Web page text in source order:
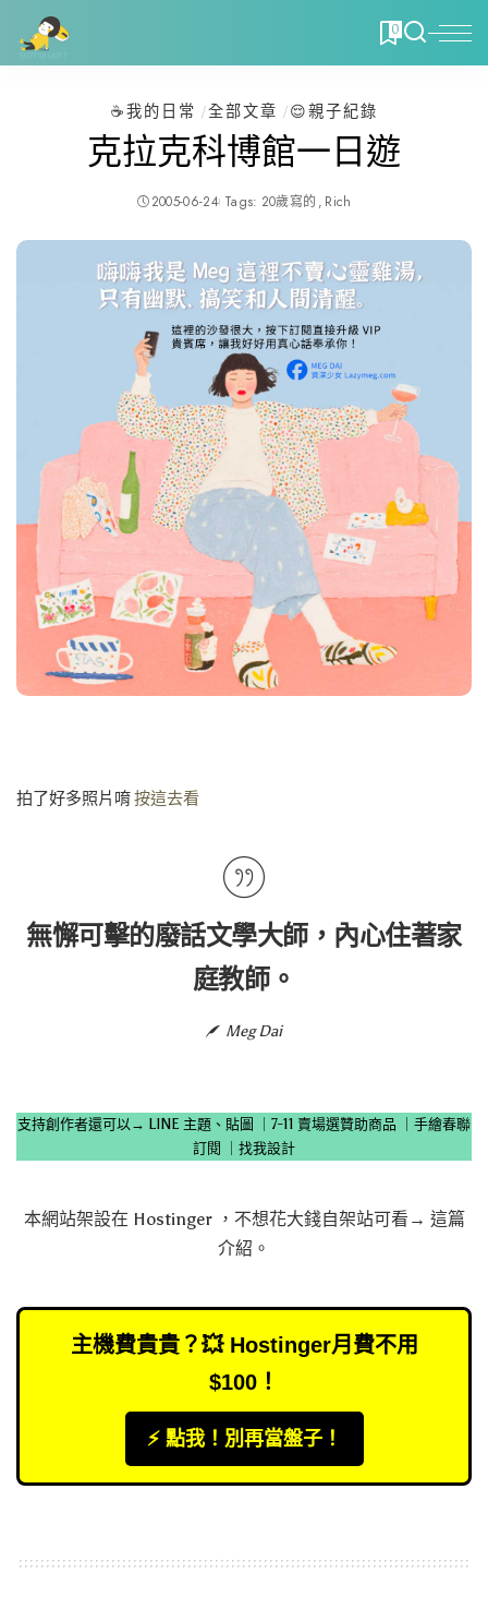
0
☕️我的日常 全部文章 😌親子紀錄
克拉克科博館一日遊
2005-06-24 Tags: 20歲寫的 Rich
拍了好多照片唷按這去看
無懈可擊的廢話文學大師，內心住著家
庭教師。
Meg Dai
支持創作者還可以→ LINE 主題、貼圖 7-11 賣場選贊助商品
手繪春聯
訂閱
找我設計
本網站架設在 Hostinger，不想花大錢自架站可看→ 這篇
介紹 。
主機費貴貴？💥 Hostinger月費不用
$100！
⚡️ 點我！別再當盤子！